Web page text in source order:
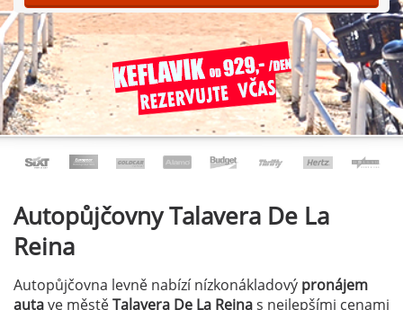
AutopůjčovnyTalavera De La
Reina
Autopůjčovna levně nabízí nízkonákladový pronájem
autave městěTalavera De La Reinas nejlepšími cenami